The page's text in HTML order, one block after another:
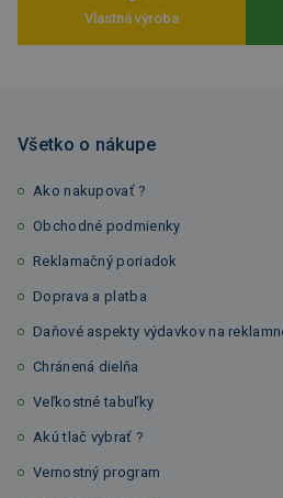
Vlastná výroba
Všetko o nákupe
Ako nakupovať ?
Obchodné podmienky
Reklamačný poriadok
Doprava a platba
Daňové aspekty výdavkov na
Chránená dielňa
Veľkostné tabuľky
Akú tlač vybrať ?
Vernostný program